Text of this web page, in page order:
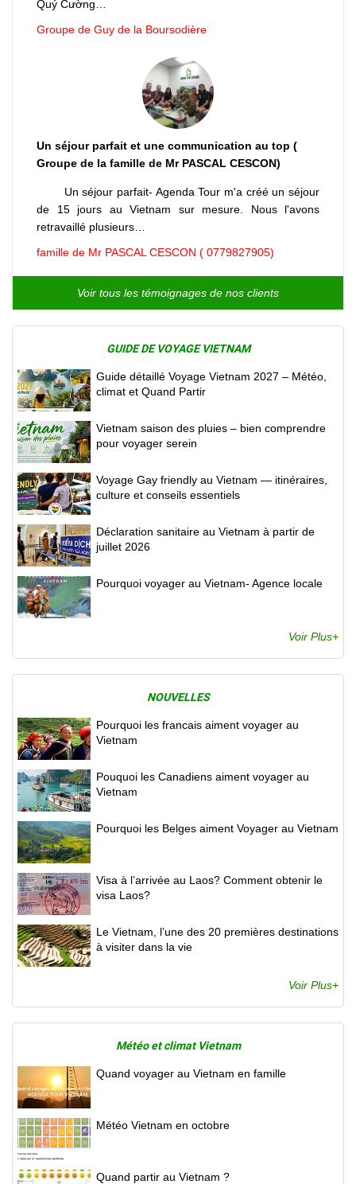
Quý Cường…
Groupe de Guy de la Boursodière
Un séjour parfait et une communication au top (
Groupe de la famille de Mr PASCAL CESCON)
Un séjour parfait- Agenda Tour m'a créé un séjour
de 15 jours au Vietnam sur mesure. Nous l'avons
retravaillé plusieurs…
famille de Mr PASCAL CESCON ( 0779827905)
Voir tous les témoignages de nos clients
GUIDE DE VOYAGE VIETNAM
Guide détaillé Voyage Vietnam 2027 – Météo,
climat et Quand Partir
Vietnam saison des pluies – bien comprendre
pour voyager serein
Voyage Gay friendly au Vietnam — itinéraires,
culture et conseils essentiels
Déclaration sanitaire au Vietnam à partir de
juillet 2026
Pourquoi voyager au Vietnam- Agence locale
Voir Plus+
NOUVELLES
Pourquoi les francais aiment voyager au
Vietnam
Pouquoi les Canadiens aiment voyager au
Vietnam
Pourquoi les Belges aiment Voyager au Vietnam
Visa à l’arrivée au Laos? Comment obtenir le
visa Laos?
Le Vietnam, l’une des 20 premières destinations
à visiter dans la vie
Voir Plus+
Météo et climat Vietnam
Quand voyager au Vietnam en famille
Météo Vietnam en octobre
Quand partir au Vietnam ?